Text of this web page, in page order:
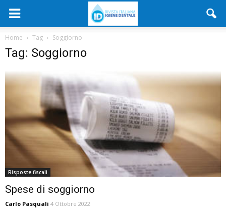
Home Tag Soggiorno
Tag: Soggiorno
Risposte fiscali
Spese di soggiorno
Carlo Pasquali 4 Ottobre 2022